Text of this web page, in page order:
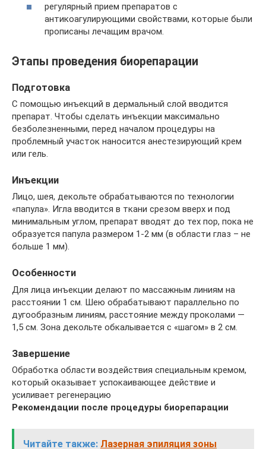
регулярный прием препаратов с
антикоагулирующими свойствами, которые были
прописаны лечащим врачом.
Этапы проведения биорепарации
Подготовка
С помощью инъекций в дермальный слой вводится
препарат. Чтобы сделать инъекции максимально
безболезненными, перед началом процедуры на
проблемный участок наносится анестезирующий крем
или гель.
Инъекции
Лицо, шея, декольте обрабатываются по технологии
«папула». Игла вводится в ткани срезом вверх и под
минимальным углом, препарат вводят до тех пор, пока не
образуется папула размером 1-2 мм (в области глаз – не
больше 1 мм).
Особенности
Для лица инъекции делают по массажным линиям на
расстоянии 1 см. Шею обрабатывают параллельно по
дугообразным линиям, расстояние между проколами —
1,5 см. Зона декольте обкалывается с «шагом» в 2 см.
Завершение
Обработка области воздействия специальным кремом,
который оказывает успокаивающее действие и
усиливает регенерацию
Рекомендации после процедуры биорепарации
Читайте также: Лазерная эпиляция зоны